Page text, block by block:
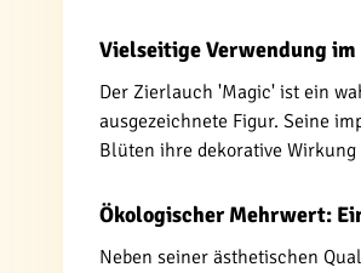
Vielseitige Verwendung
Der Zierlauch 'Magic' ist ein
ausgezeichnete Figur. Seine
Blüten ihre dekorative
Ökologischer Mehrwert:
Neben seiner ästhetischen